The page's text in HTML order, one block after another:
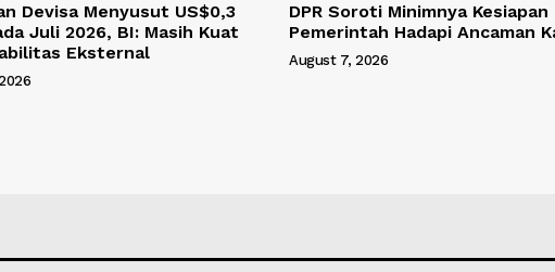
Devisa Menyusut US$0,3
Juli 2026, BI: Masih Kuat
Eksternal
DPR Soroti Minimnya Kesiapan
Pemerintah Hadapi Ancaman
August 7, 2026